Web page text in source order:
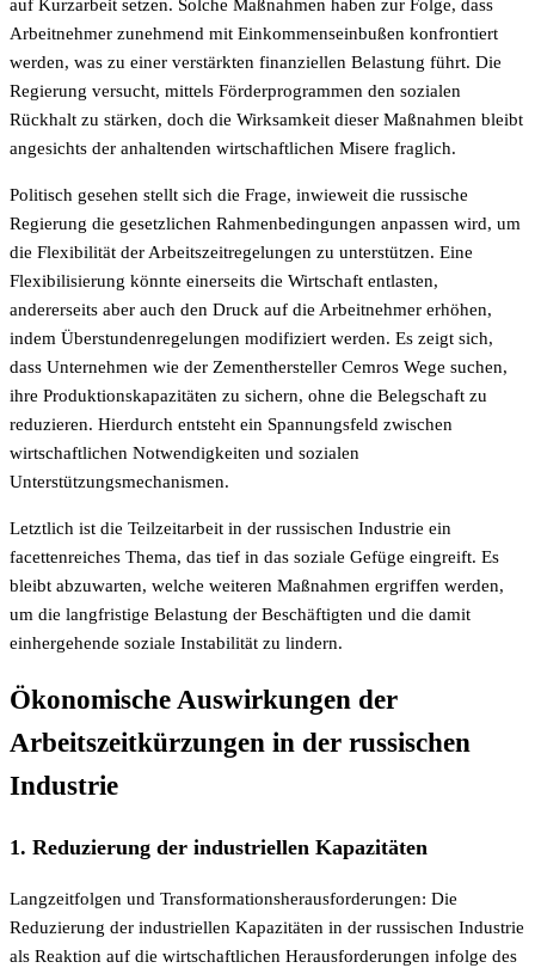
auf Kurzarbeit setzen. Solche Maßnahmen haben zur Folge, dass
Arbeitnehmer zunehmend mit Einkommenseinbußen konfrontiert
werden, was zu einer verstärkten finanziellen Belastung führt. Die
Regierung versucht, mittels Förderprogrammen den sozialen
Rückhalt zu stärken, doch die Wirksamkeit dieser Maßnahmen bleibt
angesichts der anhaltenden wirtschaftlichen Misere fraglich.
Politisch gesehen stellt sich die Frage, inwieweit die russische
Regierung die gesetzlichen Rahmenbedingungen anpassen wird, um
die Flexibilität der Arbeitszeitregelungen zu unterstützen. Eine
Flexibilisierung könnte einerseits die Wirtschaft entlasten,
andererseits aber auch den Druck auf die Arbeitnehmer erhöhen,
indem Überstundenregelungen modifiziert werden. Es zeigt sich,
dass Unternehmen wie der Zementhersteller Cemros Wege suchen,
ihre Produktionskapazitäten zu sichern, ohne die Belegschaft zu
reduzieren. Hierdurch entsteht ein Spannungsfeld zwischen
wirtschaftlichen Notwendigkeiten und sozialen
Unterstützungsmechanismen.
Letztlich ist die Teilzeitarbeit in der russischen Industrie ein
facettenreiches Thema, das tief in das soziale Gefüge eingreift. Es
bleibt abzuwarten, welche weiteren Maßnahmen ergriffen werden,
um die langfristige Belastung der Beschäftigten und die damit
einhergehende soziale Instabilität zu lindern.
Ökonomische Auswirkungen der
Arbeitszeitkürzungen in der russischen
Industrie
1. Reduzierung der industriellen Kapazitäten
Langzeitfolgen und Transformationsherausforderungen: Die
Reduzierung der industriellen Kapazitäten in der russischen Industrie
als Reaktion auf die wirtschaftlichen Herausforderungen infolge des